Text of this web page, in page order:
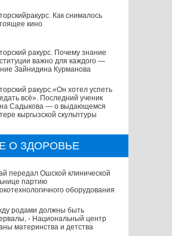
Как снималось
кино
ракурс. Почему знание
важно для каждого —
Зайнидина Курманова
ракурс.«Он хотел успеть
всё». Последний ученик
Садыкова — о выдающемся
кыргызской скульптуры
О ЗДОРОВЬЕ
передал Ошской клинической
партию
оборудования
родами должны быть
- Национальный центр
материнства и детства